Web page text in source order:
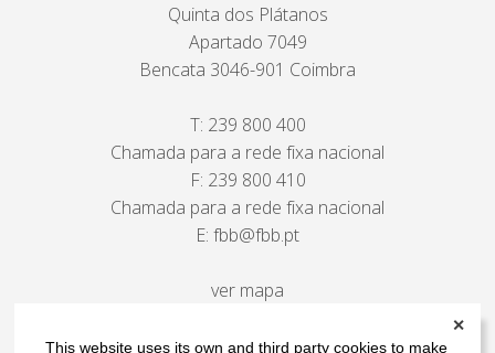
This website uses its own and third party cookies to make
✕
Quinta dos Plátanos
Apartado 7049
Bencata 3046-901 Coimbra
T: 239 800 400
Chamada para a rede fixa nacional
F: 239 800 410
Chamada para a rede fixa nacional
E: fbb@fbb.pt
ver mapa